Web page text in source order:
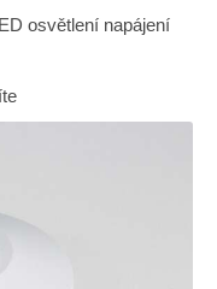
osvětlení napájení